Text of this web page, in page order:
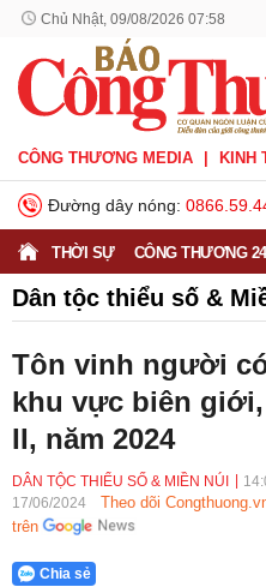
Chủ Nhật, 09/08/2026 07:58
CÔNG THƯƠNG MEDIA KINH
Đường dây nóng:
THỜI SỰ CÔNG THƯƠNG
Dân tộc thiểu số &
Tôn vinh người
khu vực biên
II, năm 2024
DÂN TỘC THIỂU SỐ & MIỀN NÚI
17/06/2024
Theo dõi
trên
Chia sẻ